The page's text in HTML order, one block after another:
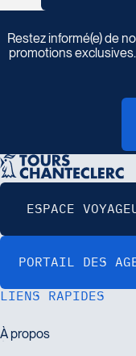
Insc ive
Restez informé(e) de
promotions
LIENS RAPIDES